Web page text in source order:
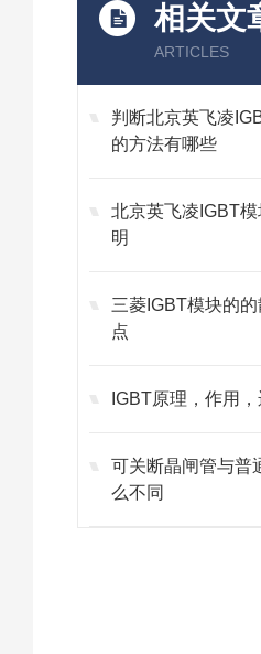
相关文
ARTICLES
判断北京英飞凌
的方法有哪些
北京英飞凌IGBT
明
三菱IGBT模块的
点
IGBT原理，作用，
可关断晶闸管与普
么不同